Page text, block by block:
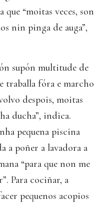
que “moitas veces, son
nin pinga de auga”,
supón multitude de
traballa fóra e marcho
despois, moitas
ducha”, indica.
pequena piscina
a poñer a lavadora a
“para que non me
Para cociñar, a
pequenos acopios